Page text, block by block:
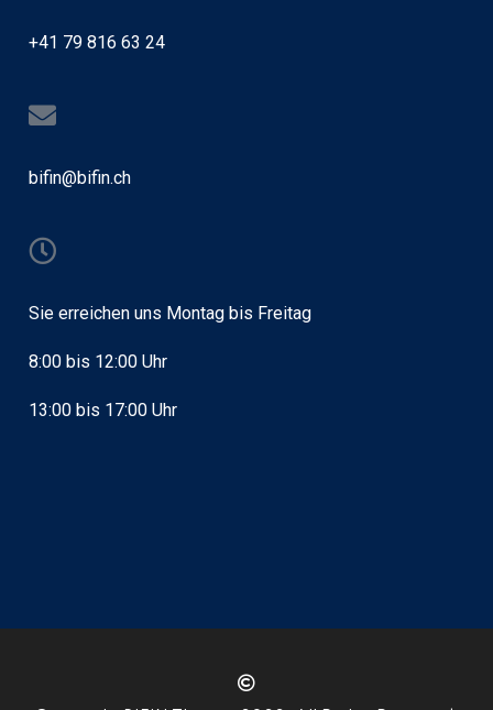
+41 79 816 63 24
bifin@bifin.ch
Sie erreichen uns Montag bis Freitag
8:00 bis 12:00 Uhr
13:00 bis 17:00 Uhr